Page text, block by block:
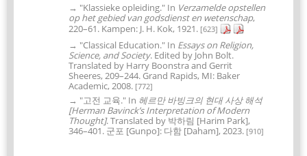
→ "Klassieke opleiding." In Verzamelde opstellen
op het gebied van godsdienst en wetenschap,
220–61. Kampen: J. H. Kok, 1921. [623]
→ "Classical Education." In Essays on Religion,
Science, and Society. Edited by John Bolt.
Translated by Harry Boonstra and Gerrit
Sheeres, 209–244. Grand Rapids, MI: Baker
Academic, 2008. [772]
→ "고전 교육." In 헤르만 바빙크의 현대 사상 해석
[Herman Bavinck’s Interpretation of Modern
Thought]. Translated by 박하림 [Harim Park],
346–401. 군포 [Gunpo]: 다함 [Daham], 2023. [910]